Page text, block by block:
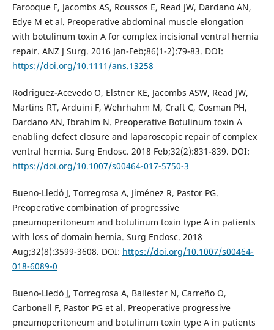
Farooque F, Jacombs AS, Roussos E, Read JW, Dardano AN,
Edye M et al. Preoperative abdominal muscle elongation
with botulinum toxin A for complex incisional ventral hernia
repair. ANZ J Surg. 2016 Jan-Feb;86(1-2):79-83. DOI:
https://doi.org/10.1111/ans.13258
Rodriguez-Acevedo O, Elstner KE, Jacombs ASW, Read JW,
Martins RT, Arduini F, Wehrhahm M, Craft C, Cosman PH,
Dardano AN, Ibrahim N. Preoperative Botulinum toxin A
enabling defect closure and laparoscopic repair of complex
ventral hernia. Surg Endosc. 2018 Feb;32(2):831-839. DOI:
https://doi.org/10.1007/s00464-017-5750-3
Bueno-Lledó J, Torregrosa A, Jiménez R, Pastor PG.
Preoperative combination of progressive
pneumoperitoneum and botulinum toxin type A in patients
with loss of domain hernia. Surg Endosc. 2018
Aug;32(8):3599-3608. DOI: https://doi.org/10.1007/s00464-
018-6089-0
Bueno-Lledó J, Torregrosa A, Ballester N, Carreño O,
Carbonell F, Pastor PG et al. Preoperative progressive
pneumoperitoneum and botulinum toxin type A in patients